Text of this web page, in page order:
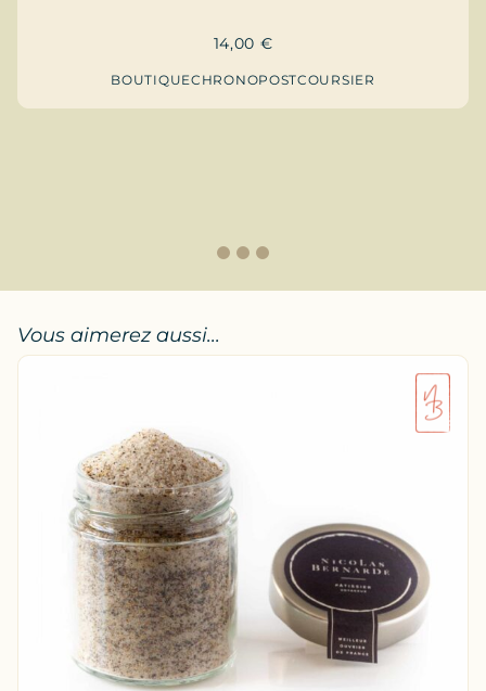
14,00 €
BOUTIQUECHRONOPOSTCOURSIER
Vous aimerez aussi...